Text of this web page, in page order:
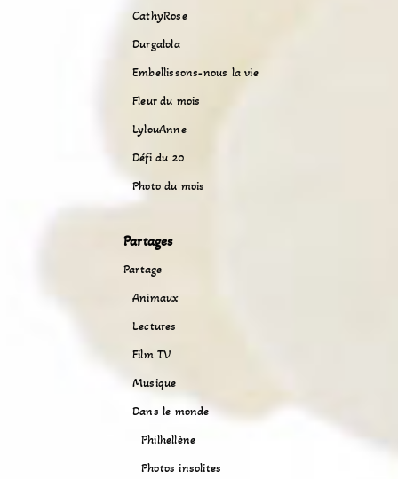
CathyRose
Durgalola
Embellissons-nous la vie
Fleur du mois
LylouAnne
Défi du 20
Photo du mois
Partages
Partage
Animaux
Lectures
Film TV
Musique
Dans le monde
Philhellène
Photos insolites